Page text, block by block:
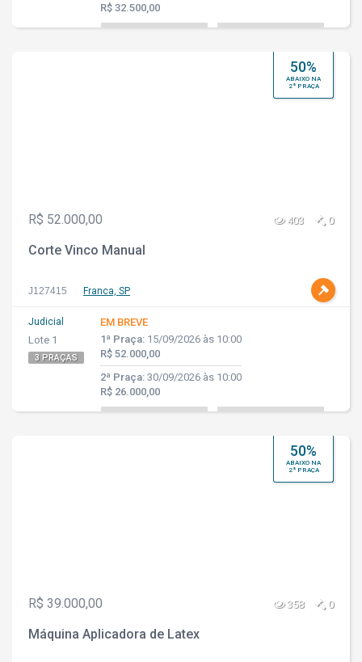
R$ 32.500,00
50%
ABAIXO NA
2ª PRAÇA
R$ 52.000,00 403 0
Corte Vinco Manual
J127415 Franca, SP
Judicial
Lote 1
3 PRAÇAS
EM BREVE
1ª Praça: 15/09/2026 às 10:00
R$ 52.000,00
2ª Praça: 30/09/2026 às 10:00
R$ 26.000,00
50%
ABAIXO NA
2ª PRAÇA
R$ 39.000,00 358 0
Máquina Aplicadora de Latex